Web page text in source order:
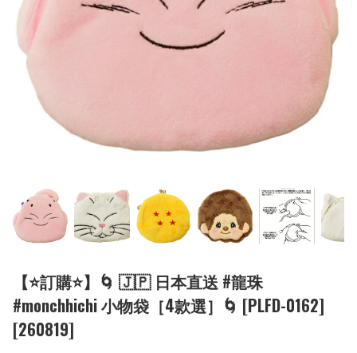
【⭐訂購⭐】🌀 🇯🇵 日本直送 #龍珠
#monchhichi 小物袋［4款選］🌀 [PLFD-0162]
[260819]